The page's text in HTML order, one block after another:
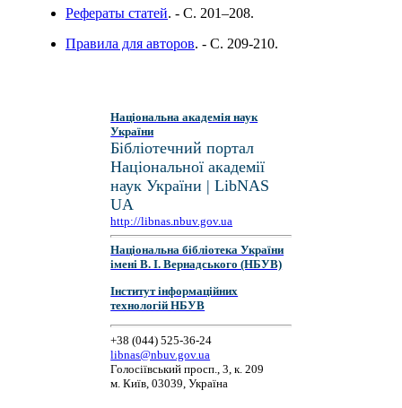
Рефераты статей. - C. 201–208.
Правила для авторов. - C. 209-210.
Національна академія наук
України
Бібліотечний портал
Національної академії
наук України | LibNAS
UA
http://libnas.nbuv.gov.ua
Національна бібліотека України
імені В. І. Вернадського (НБУВ)
Інститут інформаційних
технологій НБУВ
+38 (044) 525-36-24
libnas@nbuv.gov.ua
Голосіївський просп., 3, к. 209
м. Київ, 03039, Україна